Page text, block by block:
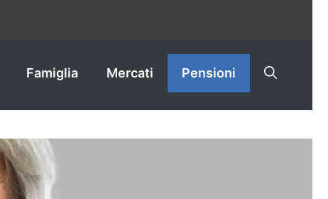
Famiglia Mercati Pensioni